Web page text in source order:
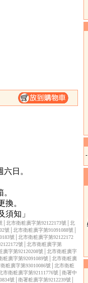
150元。
送辦法。
日。
換。
須知」
│北市衛粧廣字第92122173號│北
號│北市衛粧廣字第91091088號│
號│北市衛粧廣字第92122172
號│北市衛粧廣字第
廣字第92120208號│北市衛粧廣字
粧廣字第92091089號│北市衛粧廣
粧廣字第93010086號│北市衛粧
市衛粧廣字第92111776號│衛署中
號│衛署粧廣字第9212239號│
-